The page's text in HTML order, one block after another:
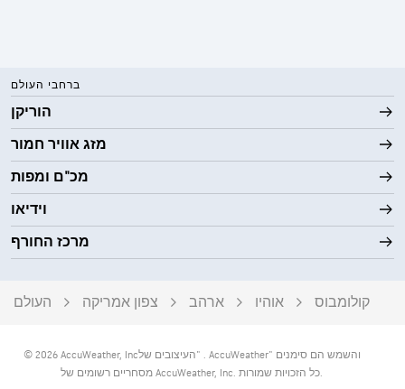
ברחבי העולם
הוריקן
מזג אוויר חמור
מכ"ם ומפות
וידיאו
מרכז החורף
העולם צפון אמריקה ארהב אוהיו קולומבוס
‎© 2026 AccuWeather, Inc‏. "העיצובים של AccuWeather" והשמש הם סימנים
מסחריים רשומים של AccuWeather, Inc. כל הזכויות שמורות.